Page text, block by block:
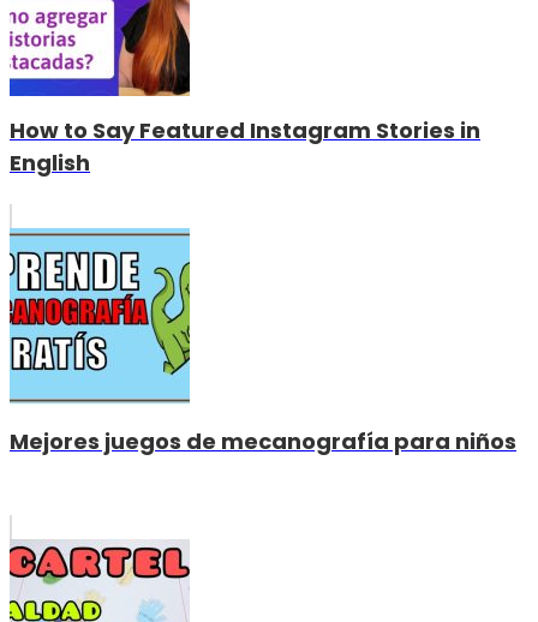
How to Say Featured Instagram Stories in
English
Mejores juegos de mecanografía para niños